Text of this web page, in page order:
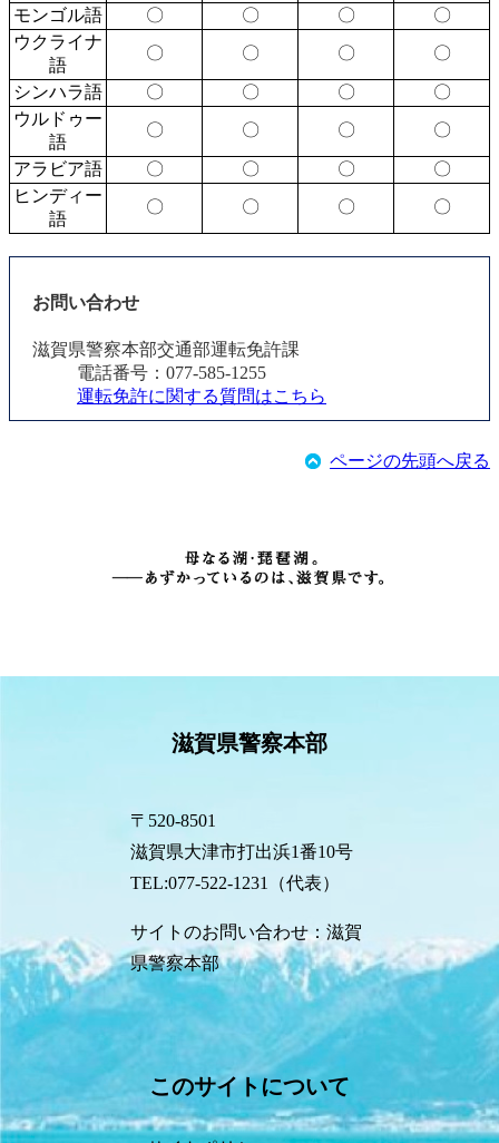
モンゴル語 〇 〇 〇
〇
ウクライナ
語
〇 〇 〇 〇
シンハラ語 〇 〇 〇
〇
ウルドゥー
語
〇 〇 〇 〇
アラビア語 〇 〇 〇
〇
ヒンディー
語
〇 〇 〇 〇
お問い合わせ
滋賀県警察本部交通部運転免許課
電話番号：077-585-1255
運転免許に関する質問はこちら
ページの先頭へ戻る
滋賀県警察本部
〒520-8501
滋賀県大津市打出浜1番10号
TEL:077-522-1231（代表）
サイトのお問い合わせ：滋賀
県警察本部
このサイトについて